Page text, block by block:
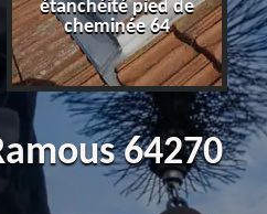
étanchéité pied de
cheminée 64
64270